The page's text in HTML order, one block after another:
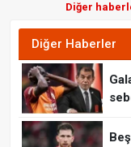
Diğer
Diğer Haberler